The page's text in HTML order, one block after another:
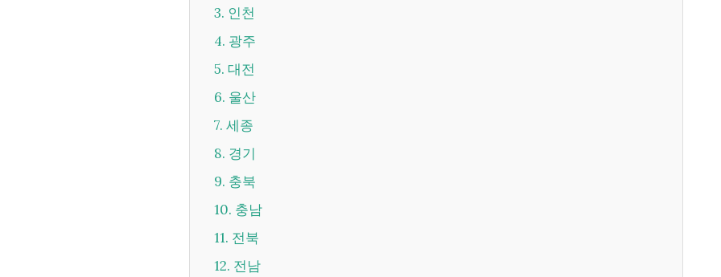
3. 인천
4. 광주
5. 대전
6. 울산
7. 세종
8. 경기
9. 충북
10. 충남
11. 전북
12. 전남